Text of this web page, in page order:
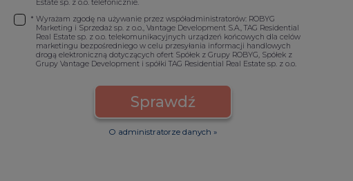
Estate sp. z o.o. telefonicznie.
* Wyrażam zgodę na używanie przez współadministratorów: ROBYG
Marketing i Sprzedaż sp. z o.o., Vantage Development S.A., TAG Residential
Real Estate sp. z o.o. telekomunikacyjnych urządzeń końcowych dla celów
marketingu bezpośredniego w celu przesyłania informacji handlowych
drogą elektroniczną dotyczących ofert Spółek z Grupy ROBYG, Spółek z
Grupy Vantage Development i spółki TAG Residential Real Estate sp. z o.o.
Sprawdź
O administratorze danych »